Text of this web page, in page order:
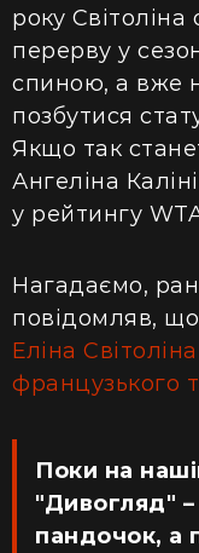
року
перерву у
спиною, а вже
позбутися
Якщо так
Ангеліна
у рейтингу
Нагадаємо,
повідомляв, що
Еліна
французького
Поки на
"Дивогляд" –
пандочок, а